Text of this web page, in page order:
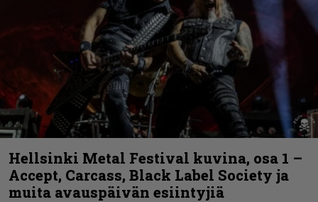
Hellsinki Metal Festival kuvina, osa 1 –
Accept, Carcass, Black Label Society ja
muita avauspäivän esiintyjiä